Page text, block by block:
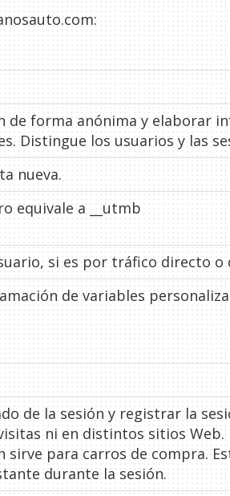
:
forma anónima y elaborar
Distingue los usuarios y las
nueva.
equivale a __utmb
si es por tráfico directo o
de variables
de la sesión y registrar la
ni en distintos sitios
sirve para carros de compra.
durante la sesión.